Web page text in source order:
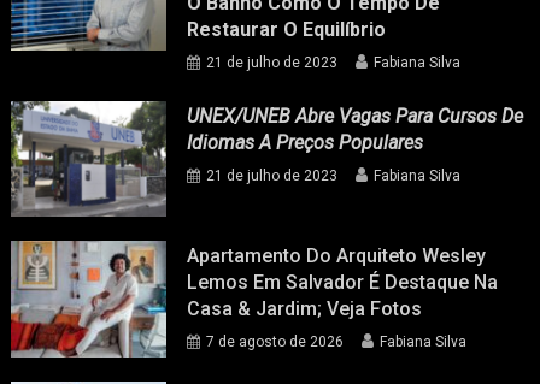
Restaurar O Equilíbrio
21 de julho de 2023 Fabiana Silva
UNEX/UNEB Abre Vagas Para Cursos De
Idiomas A Preços Populares
21 de julho de 2023 Fabiana Silva
Apartamento Do Arquiteto Wesley
Lemos Em Salvador É Destaque Na
Casa & Jardim; Veja Fotos
7 de agosto de 2026 Fabiana Silva